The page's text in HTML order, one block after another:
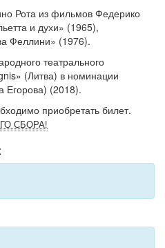
Рота из фильмов Федерико
и духи» (1965),
Феллини» (1976).
театрального
(Литва) в номинации
Егорова) (2018).
приобретать билет.
СБОРА!